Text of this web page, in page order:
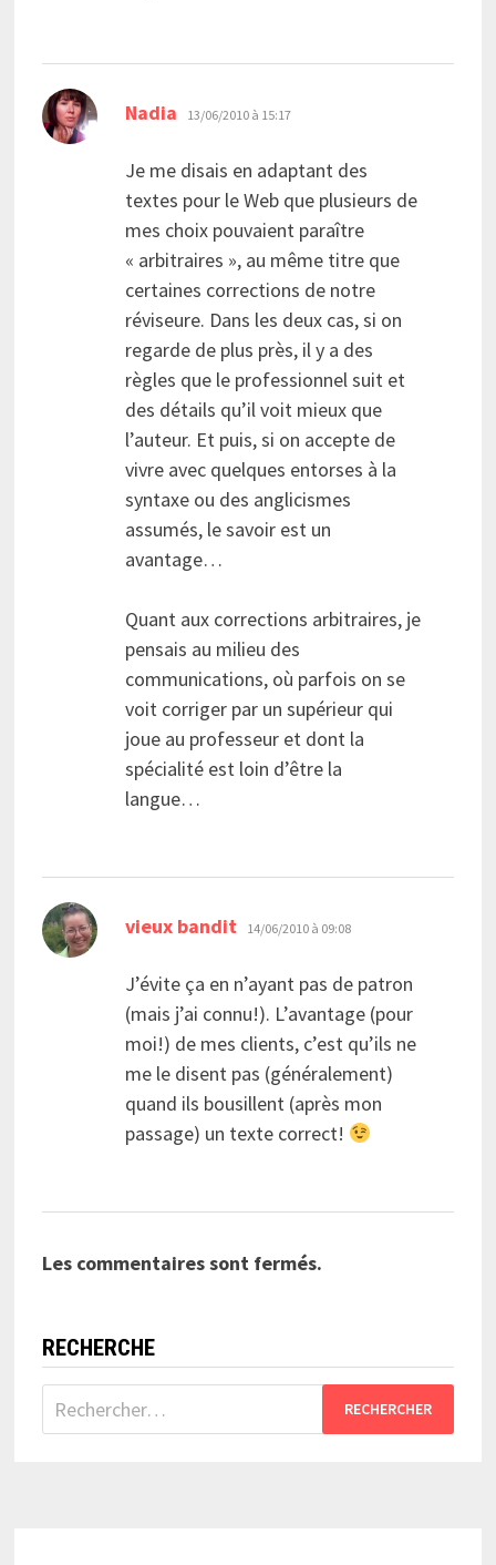
Nadia dit :
13/06/2010 à 15:17
Je me disais en adaptant des
textes pour le Web que plusieurs de
mes choix pouvaient paraître
« arbitraires », au même titre que
certaines corrections de notre
réviseure. Dans les deux cas, si on
regarde de plus près, il y a des
règles que le professionnel suit et
des détails qu’il voit mieux que
l’auteur. Et puis, si on accepte de
vivre avec quelques entorses à la
syntaxe ou des anglicismes
assumés, le savoir est un
avantage…
Quant aux corrections arbitraires, je
pensais au milieu des
communications, où parfois on se
voit corriger par un supérieur qui
joue au professeur et dont la
spécialité est loin d’être la
langue…
vieux bandit dit :
14/06/2010 à 09:08
J’évite ça en n’ayant pas de patron
(mais j’ai connu!). L’avantage (pour
moi!) de mes clients, c’est qu’ils ne
me le disent pas (généralement)
quand ils bousillent (après mon
passage) un texte correct!
Les commentaires sont fermés.
RECHERCHE
Rechercher :